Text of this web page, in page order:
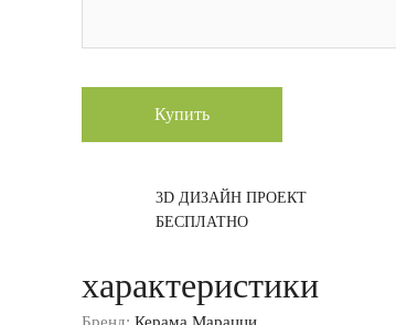
Купить
3D ДИЗАЙН ПРОЕКТ
БЕСПЛАТНО
характеристики